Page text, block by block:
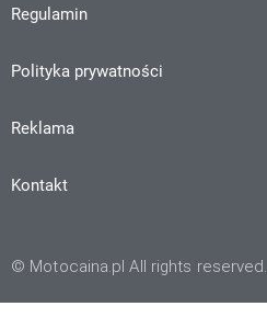
Regulamin
Polityka prywatności
Reklama
Kontakt
© Motocaina.pl All rights reserved.